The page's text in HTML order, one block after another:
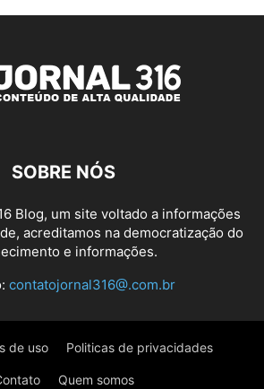
SOBRE NÓS
Blog, um site voltado a informações
acreditamos na democratização do
e informações.
contatojornal316@.com.br
de uso Politicas de privacidades
Quem somos